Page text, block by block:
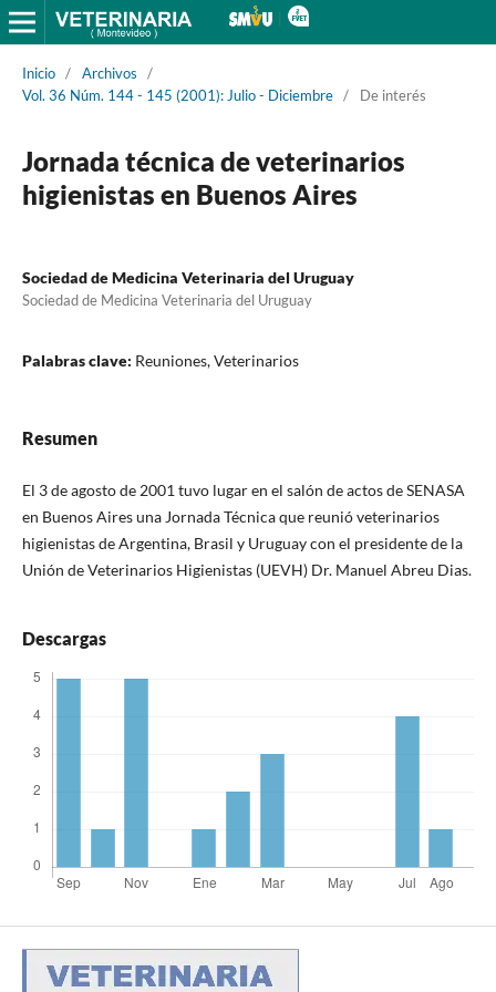
Inicio / Archivos
/
Vol. 36 Núm. 144 - 145 (2001): Julio - Diciembre / De interés
Jornada técnica de veterinarios
higienistas en Buenos Aires
Sociedad de Medicina Veterinaria del Uruguay
Sociedad de Medicina Veterinaria del Uruguay
Palabras clave: Reuniones, Veterinarios
Resumen
El 3 de agosto de 2001 tuvo lugar en el salón de actos de SENASA
en Buenos Aires una Jornada Técnica que reunió veterinarios
higienistas de Argentina, Brasil y Uruguay con el presidente de la
Unión de Veterinarios Higienistas (UEVH) Dr. Manuel Abreu Dias.
Descargas